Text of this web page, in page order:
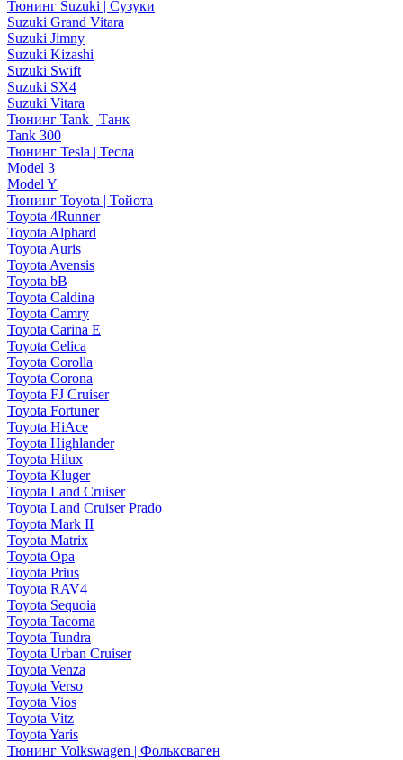
Тюнинг Suzuki | Сузуки
Suzuki Grand Vitara
Suzuki Jimny
Suzuki Kizashi
Suzuki Swift
Suzuki SX4
Suzuki Vitara
Тюнинг Tank | Танк
Tank 300
Тюнинг Tesla | Тесла
Model 3
Model Y
Тюнинг Toyota | Тойота
Toyota 4Runner
Toyota Alphard
Toyota Auris
Toyota Avensis
Toyota bB
Toyota Caldina
Toyota Camry
Toyota Carina E
Toyota Celica
Toyota Corolla
Toyota Corona
Toyota FJ Cruiser
Toyota Fortuner
Toyota HiAce
Toyota Highlander
Toyota Hilux
Toyota Kluger
Toyota Land Cruiser
Toyota Land Cruiser Prado
Toyota Mark II
Toyota Matrix
Toyota Opa
Toyota Prius
Toyota RAV4
Toyota Sequoia
Toyota Tacoma
Toyota Tundra
Toyota Urban Cruiser
Toyota Venza
Toyota Verso
Toyota Vios
Toyota Vitz
Toyota Yaris
Тюнинг Volkswagen | Фольксваген